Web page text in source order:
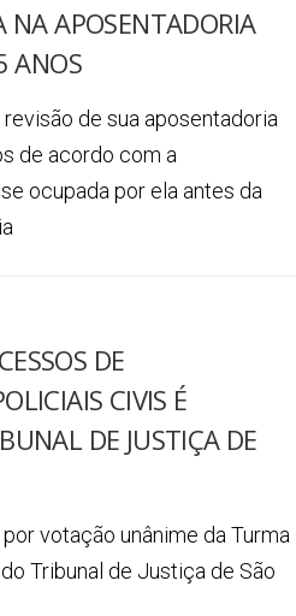
NA APOSENTADORIA
ANOS
de sua aposentadoria
de acordo com a
ocupada por ela antes da
DE
CIVIS É
DE JUSTIÇA DE
votação unânime da Turma
Tribunal de Justiça de São